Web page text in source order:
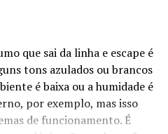
que sai da linha e escape é
tons azulados ou brancos
é baixa ou a humidade é
por exemplo, mas isso
de funcionamento. É